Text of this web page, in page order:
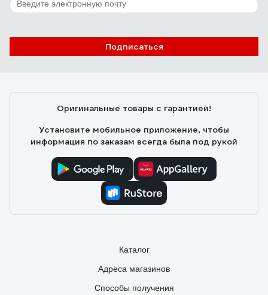
1 отзыв
больше года. Лучше аналогов.
Подписаться
Оригинальные товары с гарантией!
Установите мобильное приложение, чтобы
информация по заказам всегда была под рукой
Каталог
Адреса магазинов
Способы получения